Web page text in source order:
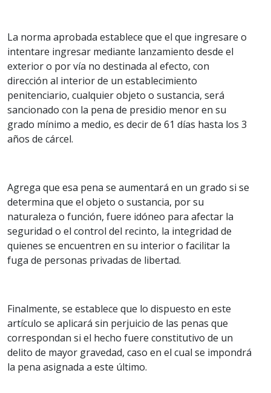
La norma aprobada establece que el que ingresare o
intentare ingresar mediante lanzamiento desde el
exterior o por vía no destinada al efecto, con
dirección al interior de un establecimiento
penitenciario, cualquier objeto o sustancia, será
sancionado con la pena de presidio menor en su
grado mínimo a medio, es decir de 61 días hasta los 3
años de cárcel.
Agrega que esa pena se aumentará en un grado si se
determina que el objeto o sustancia, por su
naturaleza o función, fuere idóneo para afectar la
seguridad o el control del recinto, la integridad de
quienes se encuentren en su interior o facilitar la
fuga de personas privadas de libertad.
Finalmente, se establece que lo dispuesto en este
artículo se aplicará sin perjuicio de las penas que
correspondan si el hecho fuere constitutivo de un
delito de mayor gravedad, caso en el cual se impondrá
la pena asignada a este último.